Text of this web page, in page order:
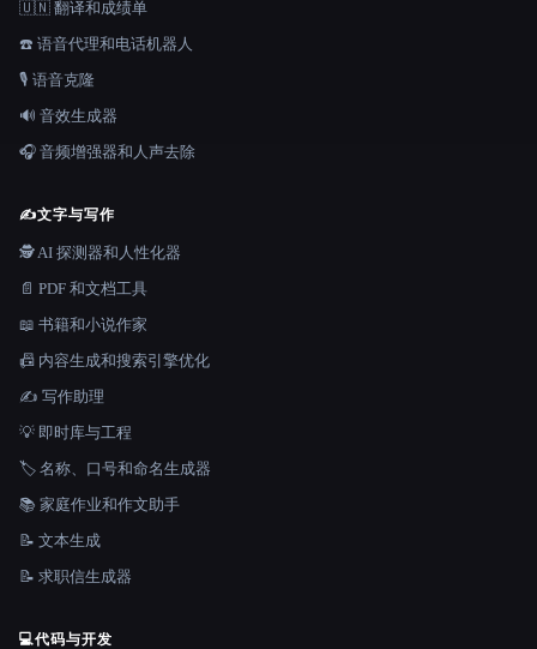
🇺🇳 翻译和成绩单
☎️ 语音代理和电话机器人
🎙️ 语音克隆
🔊 音效生成器
🎧 音频增强器和人声去除
✍️文字与写作
🕵️ AI 探测器和人性化器
📄 PDF 和文档工具
📖 书籍和小说作家
📠 内容生成和搜索引擎优化
✍️ 写作助理
💡 即时库与工程
🏷️ 名称、口号和命名生成器
📚 家庭作业和作文助手
📝 文本生成
📝 求职信生成器
💻代码与开发